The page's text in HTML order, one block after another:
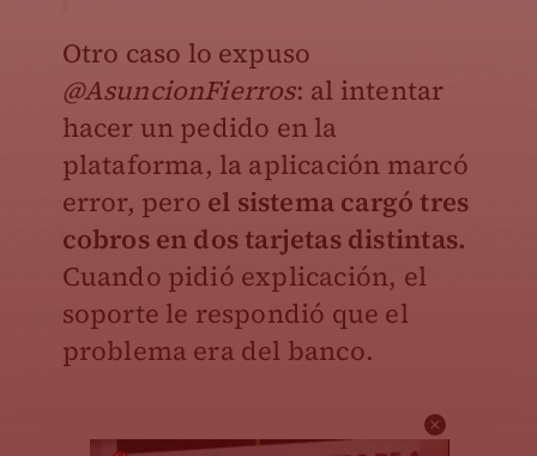
Otro caso lo expuso
@AsuncionFierros: al intentar
hacer un pedido en la
plataforma, la aplicación marcó
error, pero el sistema cargó tres
cobros en dos tarjetas distintas.
Cuando pidió explicación, el
soporte le respondió que el
problema era del banco.